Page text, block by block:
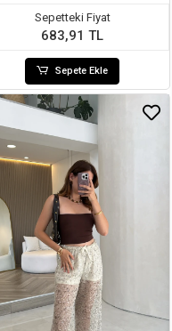
Sepetteki Fiyat
683,91 TL
Sepete Ekle